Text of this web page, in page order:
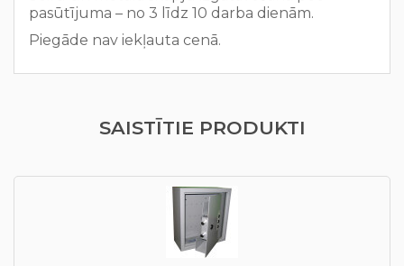
pasūtījuma – no 3 līdz 10 darba dienām.
Piegāde nav iekļauta cenā.
SAISTĪTIE PRODUKTI